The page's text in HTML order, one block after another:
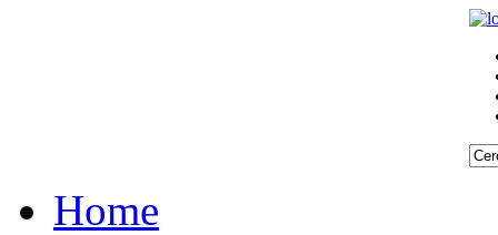
Home